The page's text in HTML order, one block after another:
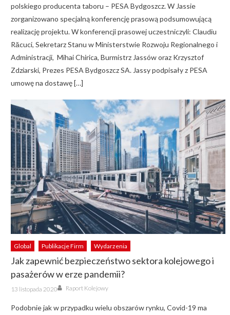
polskiego producenta taboru – PESA Bydgoszcz. W Jassie
zorganizowano specjalną konferencję prasową podsumowującą
realizację projektu. W konferencji prasowej uczestniczyli: Claudiu
Răcuci, Sekretarz Stanu w Ministerstwie Rozwoju Regionalnego i
Administracji, Mihai Chirica, Burmistrz Jassów oraz Krzysztof
Zdziarski, Prezes PESA Bydgoszcz SA. Jassy podpisały z PESA
umowę na dostawę […]
Global Publikacje Firm Wydarzenia
Jak zapewnić bezpieczeństwo sektora kolejowego i
pasażerów w erze pandemii?
Posted
on
13 listopada 2020 Author
Raport Kolejowy
Podobnie jak w przypadku wielu obszarów rynku, Covid-19 ma